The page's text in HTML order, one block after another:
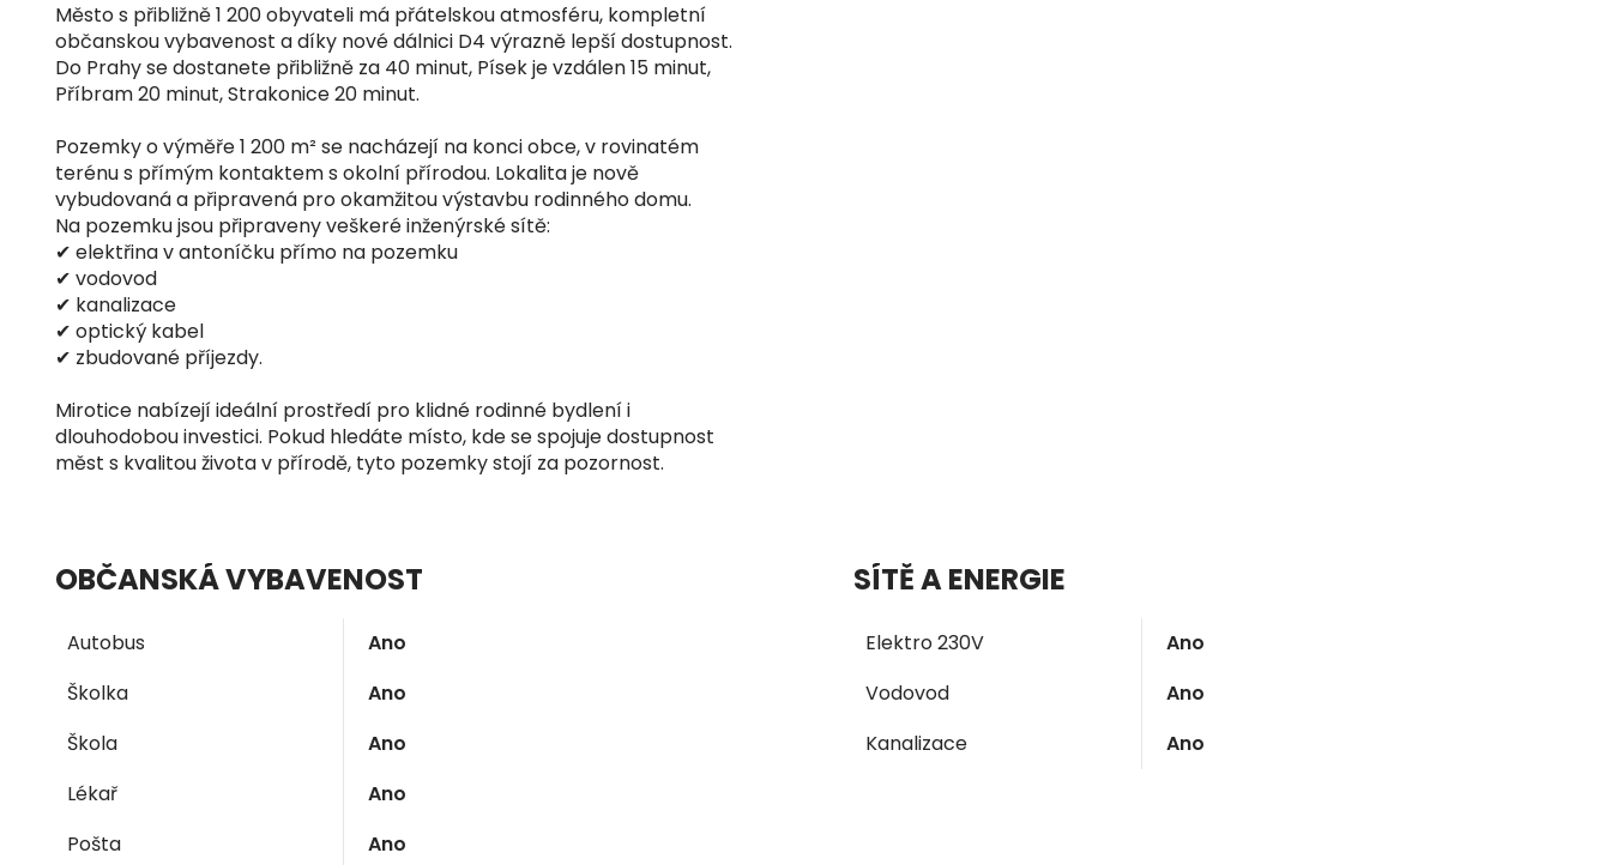
Město s přibližně 1 200 obyvateli má přátelskou atmosféru, kompletní
občanskou vybavenost a díky nové dálnici D4 výrazně lepší dostupnost.
Do Prahy se dostanete přibližně za 40 minut, Písek je vzdálen 15 minut,
Příbram 20 minut, Strakonice 20 minut.
Pozemky o výměře 1 200 m² se nacházejí na konci obce, v rovinatém
terénu s přímým kontaktem s okolní přírodou. Lokalita je nově
vybudovaná a připravená pro okamžitou výstavbu rodinného domu.
Na pozemku jsou připraveny veškeré inženýrské sítě:
✔ elektřina v antoníčku přímo na pozemku
✔ vodovod
✔ kanalizace
✔ optický kabel
✔ zbudované příjezdy.
Mirotice nabízejí ideální prostředí pro klidné rodinné bydlení i
dlouhodobou investici. Pokud hledáte místo, kde se spojuje dostupnost
měst s kvalitou života v přírodě, tyto pozemky stojí za pozornost.
OBČANSKÁ VYBAVENOST
Autobus
Ano
Školka
Ano
Škola
Ano
Lékař
Ano
Pošta
Ano
SÍTĚ A ENERGIE
Elektro 230V
Ano
Vodovod
Ano
Kanalizace
Ano